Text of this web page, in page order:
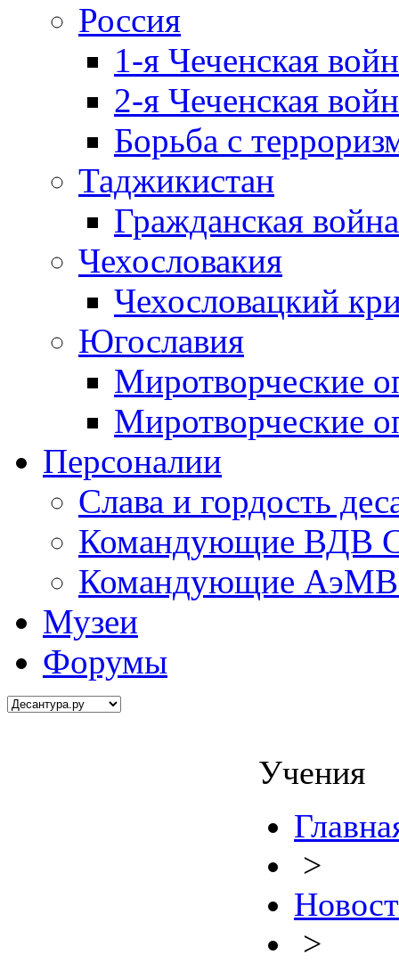
Россия
1-я Чеченская
2-я Чеченская
Борьба с
Таджикистан
Гражданская
Чехословакия
Чехословацкий
Югославия
Миротворческие
Миротворческие
Персоналии
Слава и гордость
Командующие ВДВ
Командующие АэМВ
Музеи
Форумы
Учения
>
>